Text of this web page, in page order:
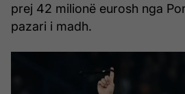
prej 42 milionë eurosh nga
pazari i madh.